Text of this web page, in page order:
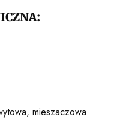
mieszaczowa